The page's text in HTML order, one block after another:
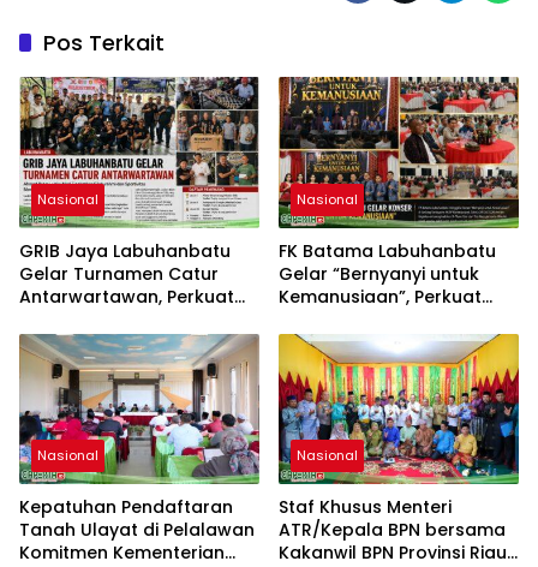
Pos Terkait
Nasional
GRIB Jaya Labuhanbatu
Gelar Turnamen Catur
Antarwartawan, Perkuat
Nasional
FK Batama Labuhanbatu
Gelar “Bernyanyi untuk
Kemanusiaan”, Perkuat
Sosial
Nasional
Kepatuhan Pendaftaran
Tanah Ulayat di Pelalawan
Komitmen Kementerian
Nasional
Staf Khusus Menteri
ATR/Kepala BPN bersama
Kakanwil BPN Provinsi Riau